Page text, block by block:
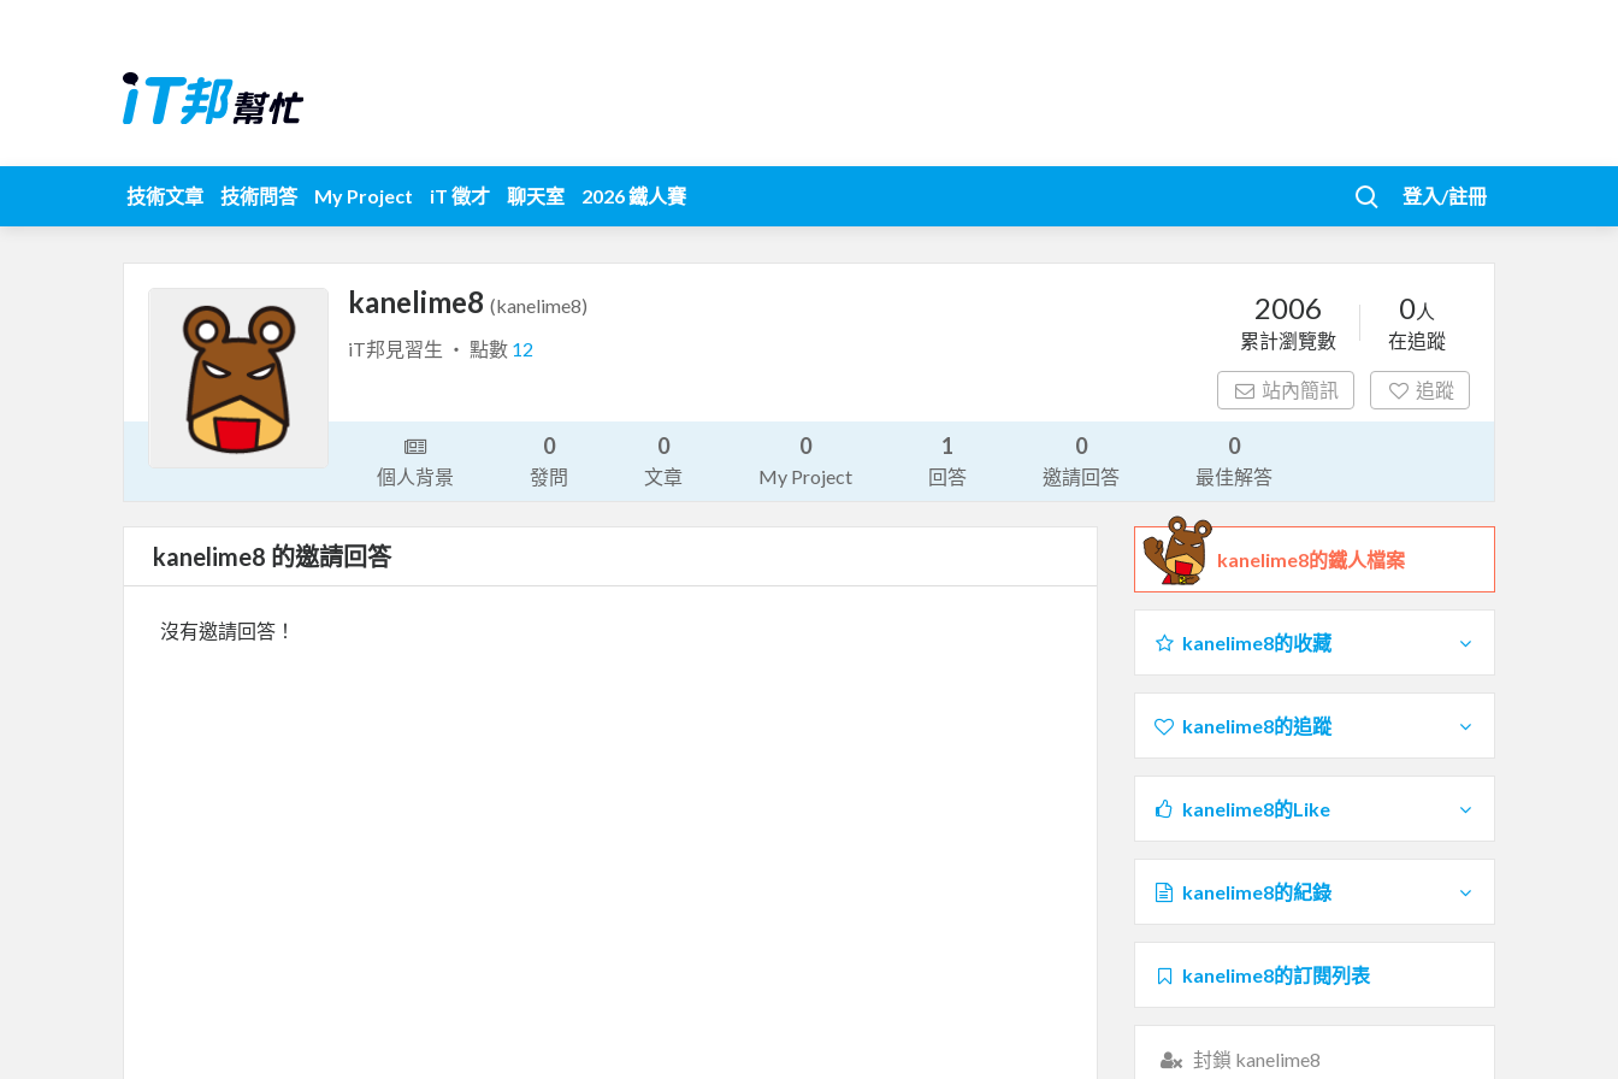
技術文章 技術問答 My Project iT 徵才 聊天室 2026 鐵人賽 登入/註冊
kanelime8 (kanelime8)
iT邦見習生 ‧ 點數 12
2006
累計瀏覽數
0人
在追蹤
站內簡訊 追蹤
個人背景
0
發問
0
文章
0
My Project
1
回答
0
邀請回答
0
最佳解答
kanelime8 的邀請回答
沒有邀請回答！
kanelime8的鐵人檔案
kanelime8的收藏
kanelime8的追蹤
kanelime8的Like
kanelime8的紀錄
kanelime8的訂閱列表
封鎖 kanelime8